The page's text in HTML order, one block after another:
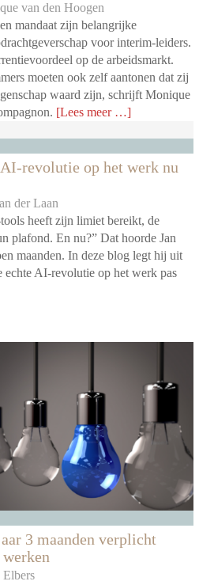
van den Hoogen
mandaat zijn belangrijke
voor interim-leiders.
op de arbeidsmarkt.
moeten ook zelf aantonen dat zij
waard zijn, schrijft Monique
[Lees meer …]
AI-revolutie op het werk nu
der Laan
heeft zijn limiet bereikt, de
plafond. En nu?” Dat hoorde Jan
maanden. In deze blog legt hij uit
echte AI-revolutie op het werk pas
3 maanden verplicht
werken